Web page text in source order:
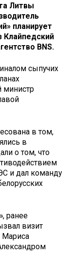
Литвы
планирует
Клайпедский
BNS.
сыпучих
министр
в том,
в
о том, что
и дал команду
ранее
визит
Мариса